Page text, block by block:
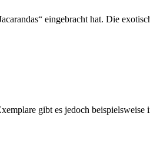
eingebracht hat. Die
gibt es jedoch beispielsweise